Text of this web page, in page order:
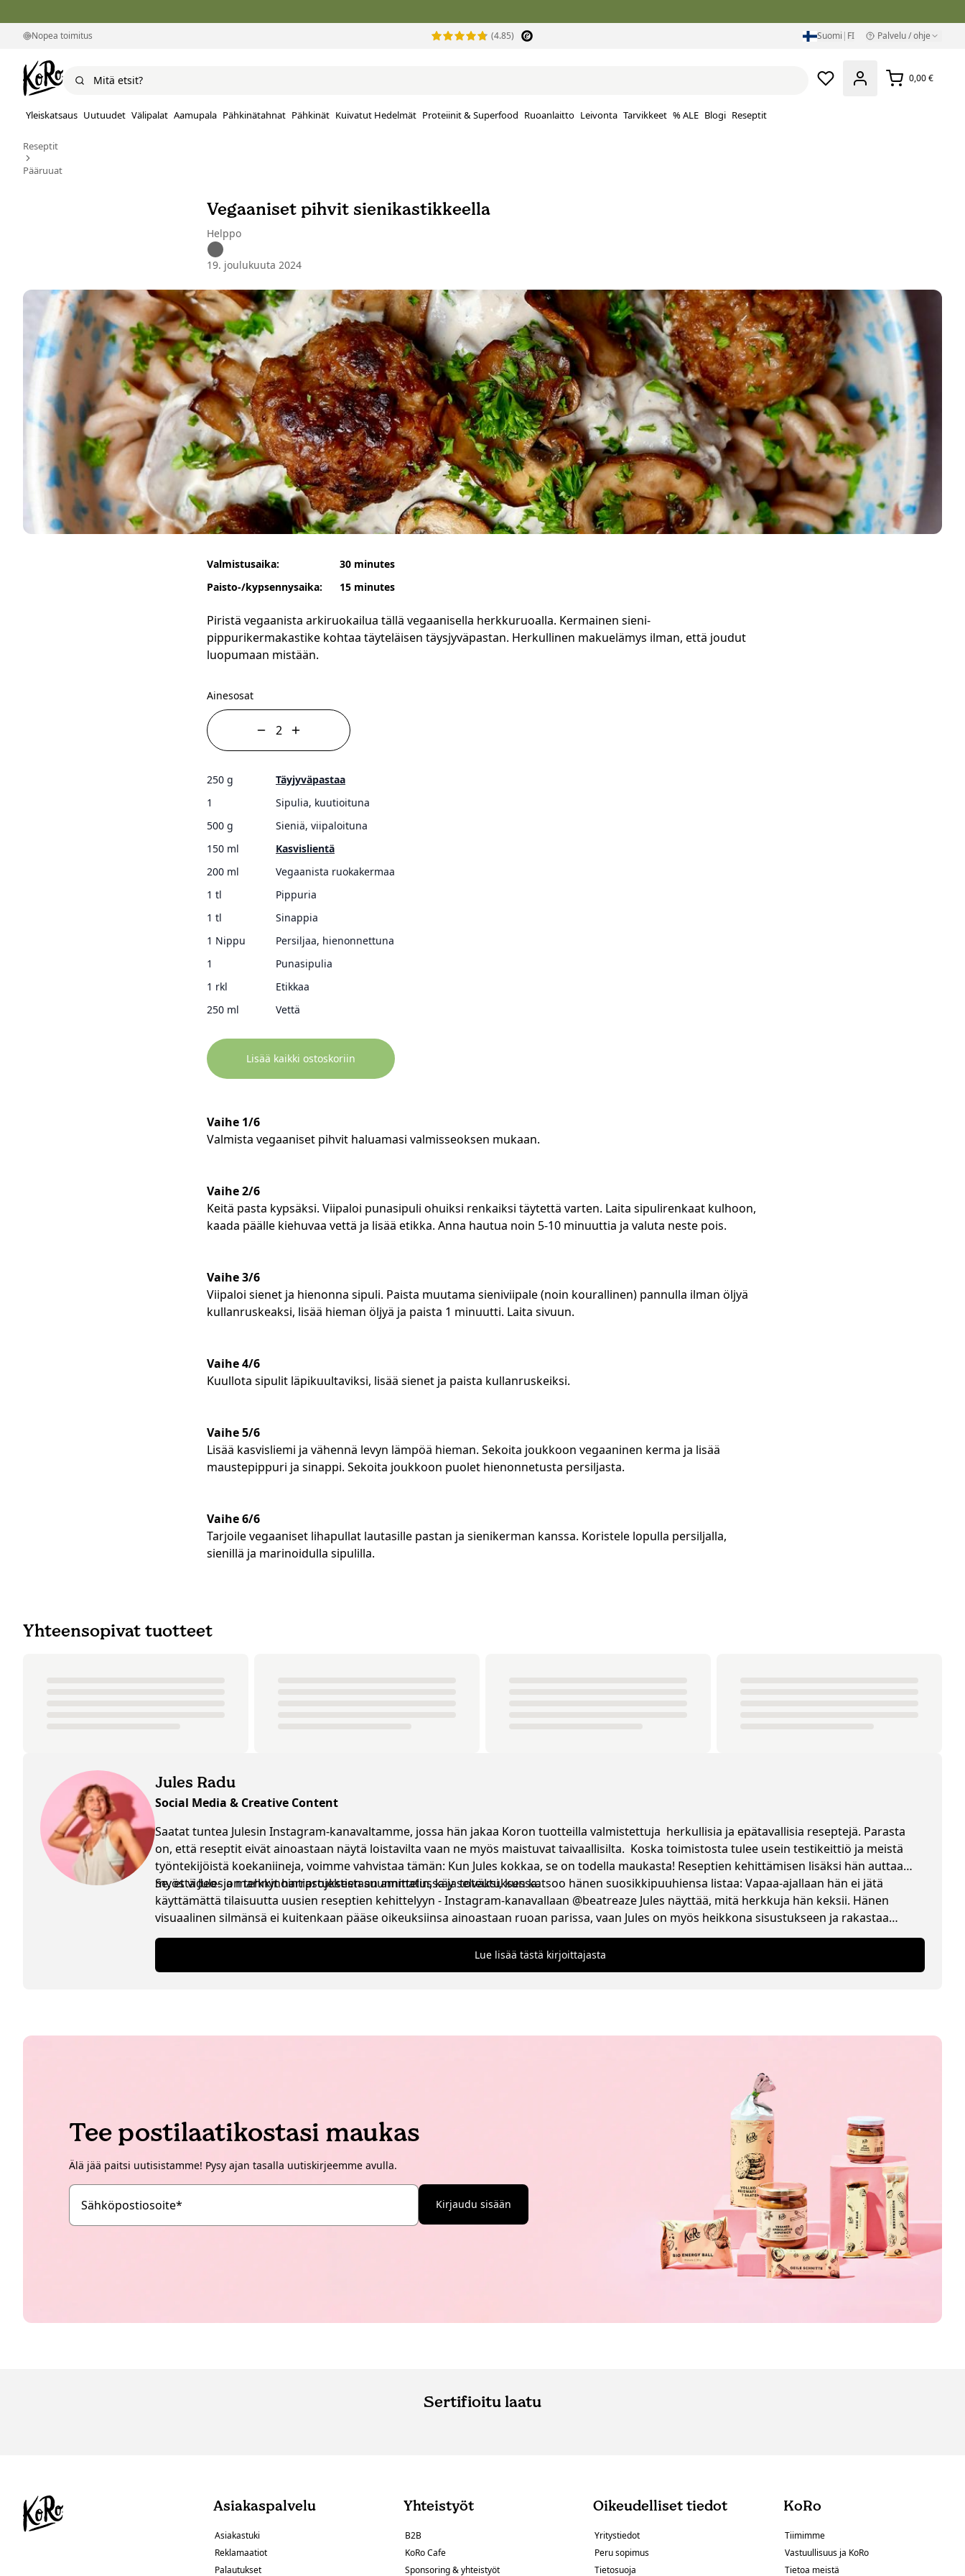
Nopea toimitus (4.85) Suomi | FI Palvelu / ohje
0,00 €
Yleiskatsaus Uutuudet Välipalat Aamupala Pähkinätahnat Pähkinät Kuivatut Hedelmät Proteiinit & Superfood Ruoanlaitto Leivonta Tarvikkeet % ALE Blogi Reseptit
Reseptit
Pääruuat
Vegaaniset pihvit sienikastikkeella
Helppo
19. joulukuuta 2024
Valmistusaika:
Paisto-/kypsennysaika:
30 minutes
15 minutes
Piristä vegaanista arkiruokailua tällä vegaanisella herkkuruoalla. Kermainen sieni-
pippurikermakastike kohtaa täyteläisen täysjyväpastan. Herkullinen makuelämys ilman, että joudut
luopumaan mistään.
Ainesosat
250 g
Täyjyväpastaa
1
Sipulia, kuutioituna
500 g
Sieniä, viipaloituna
150 ml
Kasvislientä
200 ml
Vegaanista ruokakermaa
1 tl
Pippuria
1 tl
Sinappia
1 Nippu
Persiljaa, hienonnettuna
1
Punasipulia
1 rkl
Etikkaa
250 ml
Vettä
Lisää kaikki ostoskoriin
Vaihe 1/6
Valmista vegaaniset pihvit haluamasi valmisseoksen mukaan.
Vaihe 2/6
Keitä pasta kypsäksi. Viipaloi punasipuli ohuiksi renkaiksi täytettä varten. Laita sipulirenkaat kulhoon,
kaada päälle kiehuvaa vettä ja lisää etikka. Anna hautua noin 5-10 minuuttia ja valuta neste pois.
Vaihe 3/6
Viipaloi sienet ja hienonna sipuli. Paista muutama sieniviipale (noin kourallinen) pannulla ilman öljyä
kullanruskeaksi, lisää hieman öljyä ja paista 1 minuutti. Laita sivuun.
Vaihe 4/6
Kuullota sipulit läpikuultaviksi, lisää sienet ja paista kullanruskeiksi.
Vaihe 5/6
Lisää kasvisliemi ja vähennä levyn lämpöä hieman. Sekoita joukkoon vegaaninen kerma ja lisää
maustepippuri ja sinappi. Sekoita joukkoon puolet hienonnetusta persiljasta.
Vaihe 6/6
Tarjoile vegaaniset lihapullat lautasille pastan ja sienikerman kanssa. Koristele lopulla persiljalla,
sienillä ja marinoidulla sipulilla.
Yhteensopivat tuotteet
Jules Radu
Social Media & Creative Content
Saatat tuntea Julesin Instagram-kanavaltamme, jossa hän jakaa Koron tuotteilla valmistettuja herkullisia ja epätavallisia reseptejä. Parasta
on, että reseptit eivät ainoastaan näytä loistavilta vaan ne myös maistuvat taivaallisilta. Koska toimistosta tulee usein testikeittiö ja meistä
työntekijöistä koekaniineja, voimme vahvistaa tämän: Kun Jules kokkaa, se on todella maukasta! Reseptien kehittämisen lisäksi hän auttaa
myös video- ja markkinointiprojektien suunnittelussa ja toteutuksessa.
Se, että Jules on tehnyt harrastuksestaan ammatin, käy selväksi, kun katsoo hänen suosikkipuuhiensa listaa: Vapaa-ajallaan hän ei jätä
käyttämättä tilaisuutta uusien reseptien kehittelyyn - Instagram-kanavallaan @beatreaze Jules näyttää, mitä herkkuja hän keksii. Hänen
visuaalinen silmänsä ei kuitenkaan pääse oikeuksiinsa ainoastaan ruoan parissa, vaan Jules on myös heikkona sisustukseen ja rakastaa
epätavallisia vintage-lamppuja.
Lue lisää tästä kirjoittajasta
Tee postilaatikostasi maukas
Älä jää paitsi uutisistamme! Pysy ajan tasalla uutiskirjeemme avulla.
Sähköpostiosoite* Kirjaudu sisään
Sertifioitu laatu
Asiakaspalvelu
Asiakastuki
Reklamaatiot
Palautukset
Yhteistyöt
B2B
KoRo Cafe
Sponsoring & yhteistyöt
Oikeudelliset tiedot
Yritystiedot
Peru sopimus
Tietosuoja
KoRo
Tiimimme
Vastuullisuus ja KoRo
Tietoa meistä